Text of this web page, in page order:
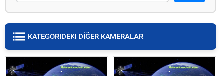
KATEGORIDEKI DİĞER KAMERALAR